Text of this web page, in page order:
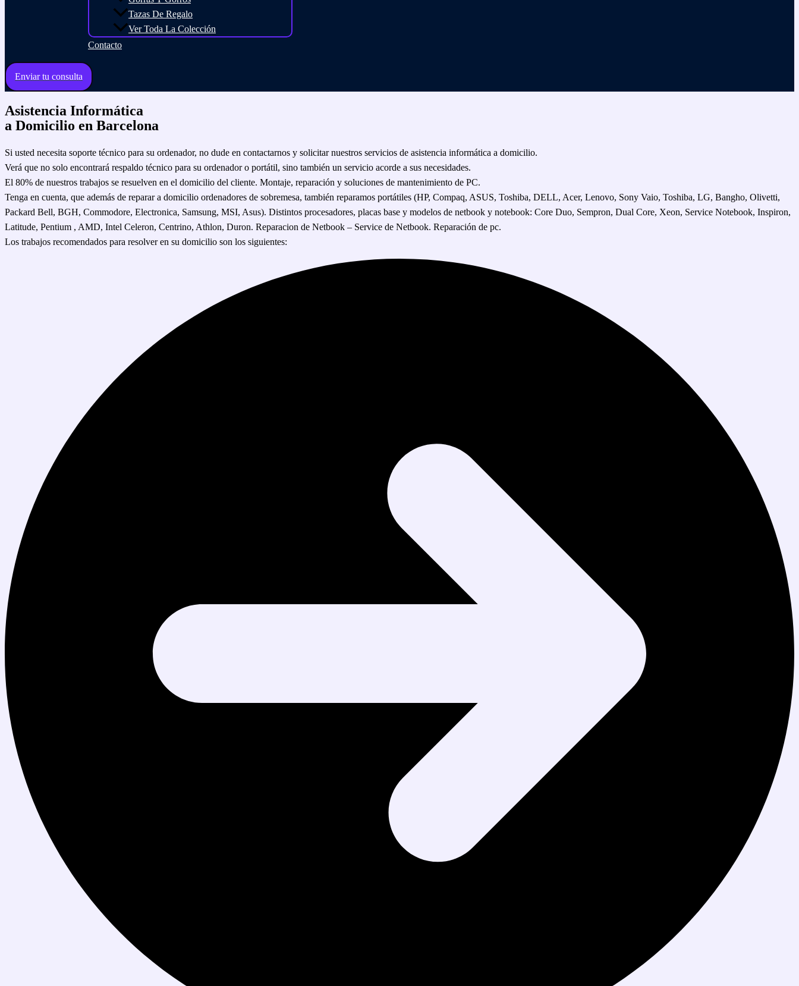
Tazas De Regalo
Ver Toda La Colección
Contacto
Enviar tu consulta
Asistencia Informática
a Domicilio en Barcelona
Si usted necesita soporte técnico para su ordenador, no dude en contactarnos y solicitar nuestros servicios de asistencia informática a domicilio.
Verá que no solo encontrará respaldo técnico para su ordenador o portátil, sino también un servicio acorde a sus necesidades.
El 80% de nuestros trabajos se resuelven en el domicilio del cliente. Montaje, reparación y soluciones de mantenimiento de PC.
Tenga en cuenta, que además de reparar a domicilio ordenadores de sobremesa, también reparamos portátiles (HP, Compaq, ASUS, Toshiba, DELL, Acer, Lenovo, Sony Vaio, Toshiba, LG, Bangho, Olivetti,
Packard Bell, BGH, Commodore, Electronica, Samsung, MSI, Asus). Distintos procesadores, placas base y modelos de netbook y notebook: Core Duo, Sempron, Dual Core, Xeon, Service Notebook, Inspiron,
Latitude, Pentium , AMD, Intel Celeron, Centrino, Athlon, Duron. Reparacion de Netbook – Service de Netbook. Reparación de pc.
Los trabajos recomendados para resolver en su domicilio son los siguientes: